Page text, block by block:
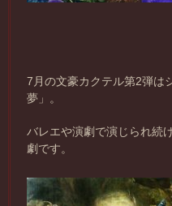
7月の文豪カクテル第2弾は
夢」。
バレエや演劇で演じられ続
劇です。